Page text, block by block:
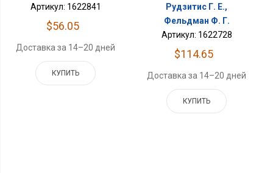
Артикул: 1622841
$56.05
Доставка за 14–20 дней
КУПИТЬ
Рудзитис Г. Е.,
Фельдман Ф. Г.
Артикул: 1622728
$114.65
Доставка за 14–20 дней
КУПИТЬ